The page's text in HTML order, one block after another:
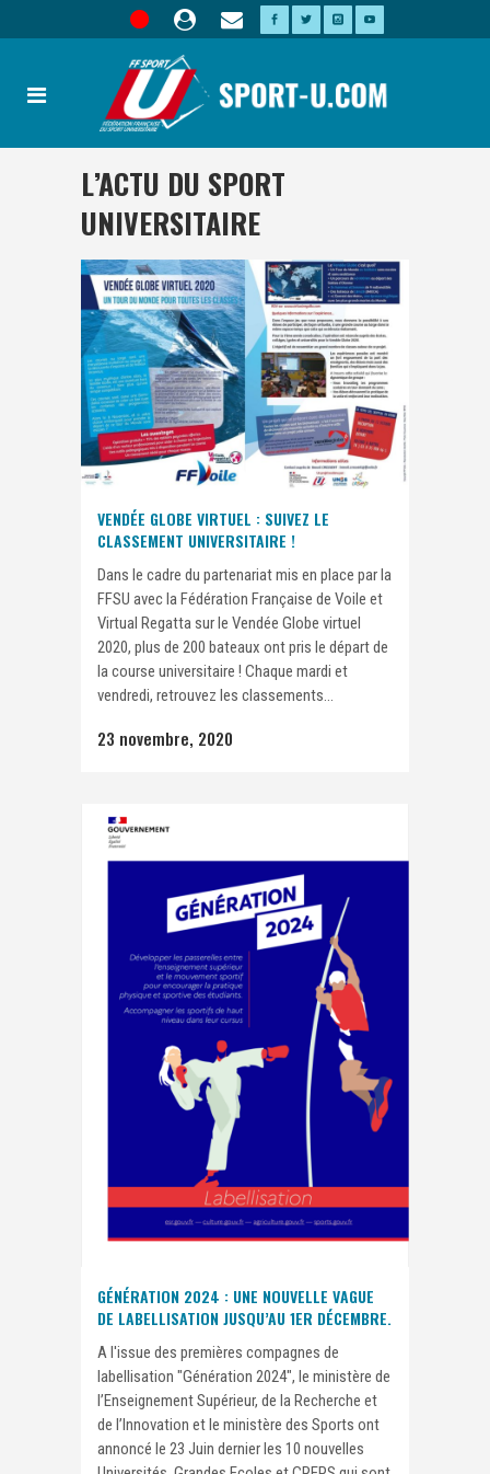
L’ACTU DU SPORT
UNIVERSITAIRE
VENDÉE GLOBE VIRTUEL : SUIVEZ LE
CLASSEMENT UNIVERSITAIRE !
Dans le cadre du partenariat mis en place par la
FFSU avec la Fédération Française de Voile et
Virtual Regatta sur le Vendée Globe virtuel
2020, plus de 200 bateaux ont pris le départ de
la course universitaire ! Chaque mardi et
vendredi, retrouvez les classements...
23 novembre, 2020
GÉNÉRATION 2024 : UNE NOUVELLE VAGUE
DE LABELLISATION JUSQU’AU 1ER DÉCEMBRE.
A l'issue des premières compagnes de
labellisation "Génération 2024", le ministère de
l’Enseignement Supérieur, de la Recherche et
de l’Innovation et le ministère des Sports ont
annoncé le 23 Juin dernier les 10 nouvelles